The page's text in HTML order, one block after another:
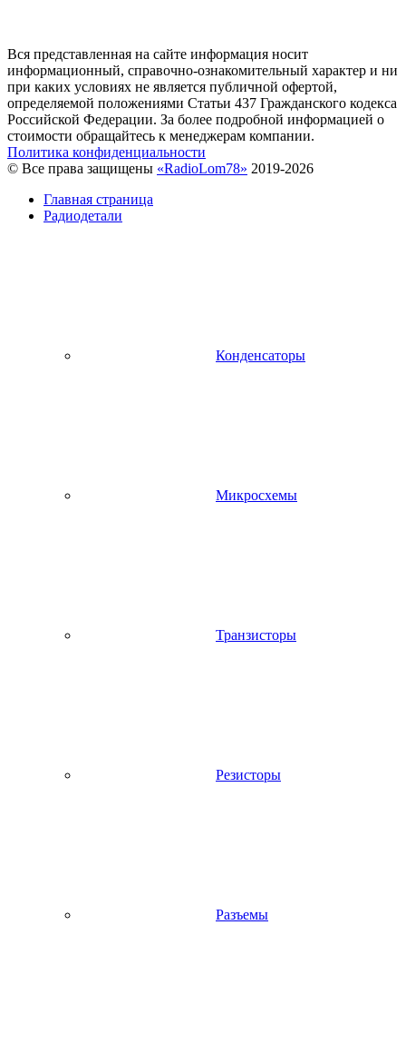
Вся представленная на сайте информация носит
информационный, справочно-ознакомительный характер и ни
при каких условиях не является публичной офертой,
определяемой положениями Статьи 437 Гражданского кодекса
Российской Федерации. За более подробной информацией о
стоимости обращайтесь к менеджерам компании.
Политика конфиденциальности
© Все права защищены «RadioLom78» 2019-2026
Главная страница
Радиодетали
Конденсаторы
Микросхемы
Транзисторы
Резисторы
Разъемы